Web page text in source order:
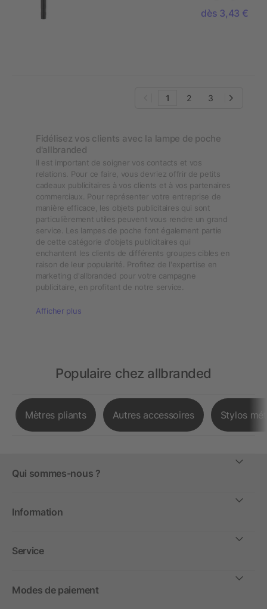
dès 3,43 €
1 2 3
Fidélisez vos clients avec la lampe de poche
d'allbranded
Il est important de soigner vos contacts et vos
relations. Pour ce faire, vous devriez offrir de petits
cadeaux publicitaires à vos clients et à vos partenaires
commerciaux. Pour représenter votre entreprise de
manière efficace, les objets publicitaires qui sont
particulièrement utiles peuvent vous rendre un grand
service. Les lampes de poche font également partie
de cette catégorie d'objets publicitaires qui
enchantent les clients de différents groupes cibles en
raison de leur popularité. Profitez de l'expertise en
marketing d'allbranded pour votre campagne
publicitaire, en profitant de notre service.
Afficher plus
Populaire chez allbranded
Mètres pliants Autres accessoires Stylos
Qui sommes-nous ?
Information
Service
Modes de paiement